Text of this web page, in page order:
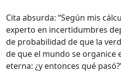
Cita absurda: “Según mis
experto en incertidumbres
de probabilidad de que la
de que el mundo se organice
eterna: ¿y entonces qué